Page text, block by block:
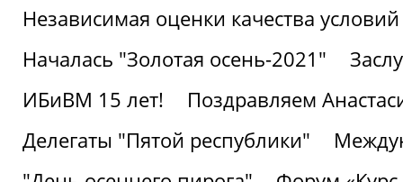
Независимая оценки качества
Началась "Золотая осень-2021"
ИБиВМ 15 лет!
Поздравляем
Делегаты "Пятой республики"